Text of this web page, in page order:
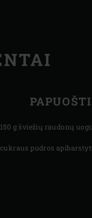
PAPUOŠTI
150 g šviežių raudonų
cukraus pudros